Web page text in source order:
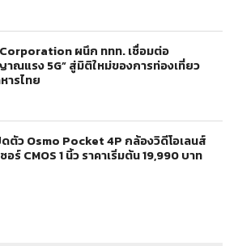
ผนึก ททท. เชื่อมต่อ
ณแรง 5G” สู่มิติใหม่ของการท่องเที่ยว
ารไทย
ดตัว Osmo Pocket 4P กล้องวิดีโอเลนส์
อร์ CMOS 1 นิ้ว ราคาเริ่มต้น 19,990 บาท